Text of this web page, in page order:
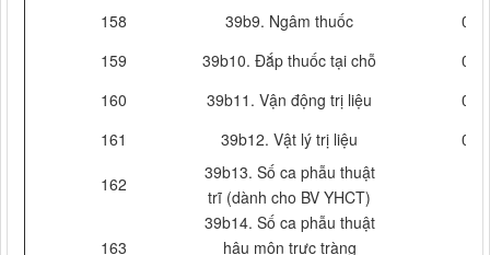
158
39b9. Ngâm thuốc
0
159
39b10. Đắp thuốc tại chỗ
0
160
39b11. Vận động trị liệu
0
161
39b12. Vật lý trị liệu 0
162
39b13. Số ca phẫu thuật
trĩ (dành cho BV YHCT)
163
39b14. Số ca phẫu thuật
hậu môn trực tràng